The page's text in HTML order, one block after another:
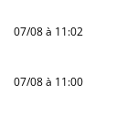
07/08 à 11:02
07/08 à 11:00